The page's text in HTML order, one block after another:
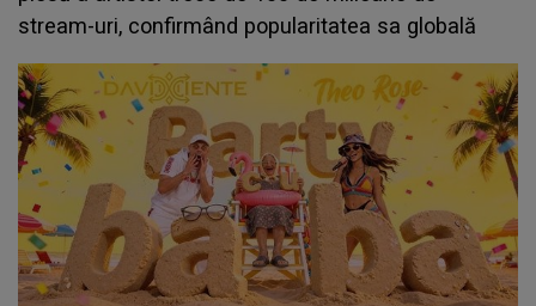
stream-uri, confirmând popularitatea sa globală